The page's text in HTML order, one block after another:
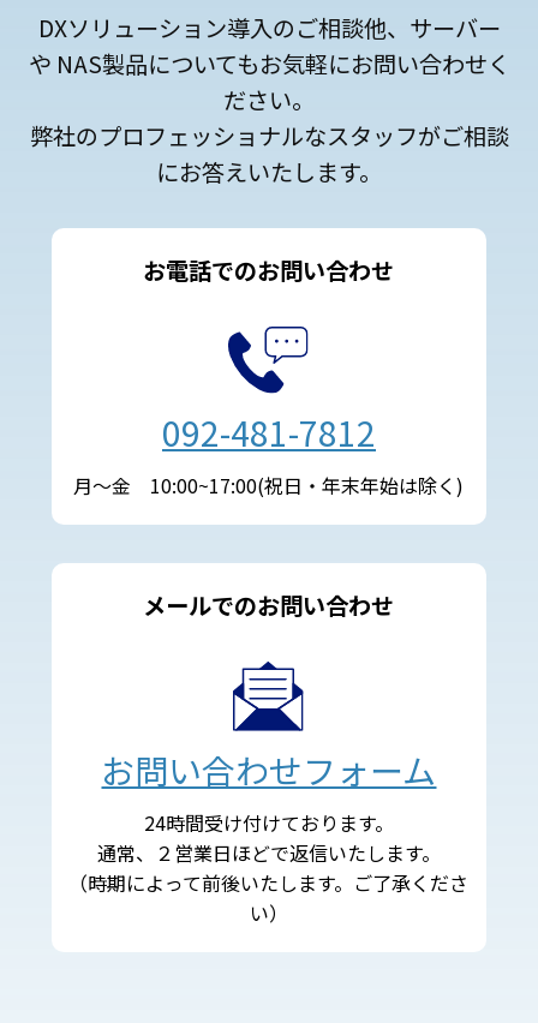
DXソリューション導入のご相談他、サーバー
や NAS製品についてもお気軽にお問い合わせく
ださい。
弊社のプロフェッショナルなスタッフがご相談
にお答えいたします。
お電話でのお問い合わせ
092-481-7812
月～金 10:00~17:00(祝日・年末年始は除く)
メールでのお問い合わせ
お問い合わせフォーム
24時間受け付けております。
通常、２営業日ほどで返信いたします。
（時期によって前後いたします。ご了承くださ
い）